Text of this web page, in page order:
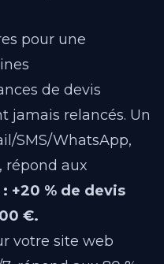
pour une
de devis
jamais relancés. Un
SMS/WhatsApp,
répond aux
+20 % de devis
€.
votre site web